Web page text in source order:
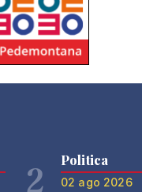
2 Politica
02 ago 2026